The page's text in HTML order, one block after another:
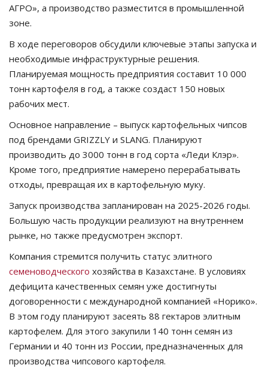
АГРО», а производство разместится в промышленной
зоне.
В ходе переговоров обсудили ключевые этапы запуска и
необходимые инфраструктурные решения.
Планируемая мощность предприятия составит 10 000
тонн картофеля в год, а также создаст 150 новых
рабочих мест.
Основное направление – выпуск картофельных чипсов
под брендами GRIZZLY и SLANG. Планируют
производить до 3000 тонн в год сорта «Леди Клэр».
Кроме того, предприятие намерено перерабатывать
отходы, превращая их в картофельную муку.
Запуск производства запланирован на 2025-2026 годы.
Большую часть продукции реализуют на внутреннем
рынке, но также предусмотрен экспорт.
Компания стремится получить статус элитного
семеноводческого хозяйства в Казахстане. В условиях
дефицита качественных семян уже достигнуты
договоренности с международной компанией «Норико».
В этом году планируют засеять 88 гектаров элитным
картофелем. Для этого закупили 140 тонн семян из
Германии и 40 тонн из России, предназначенных для
производства чипсового картофеля.